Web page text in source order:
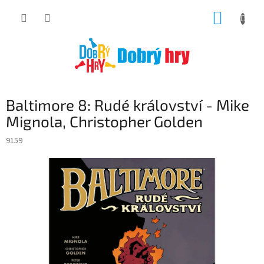
Baltimore 8: Rudé království - Mike
Mignola, Christopher Golden
9159